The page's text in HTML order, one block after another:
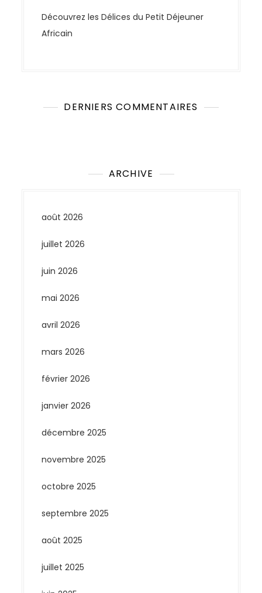
Découvrez les Délices du Petit Déjeuner
Africain
DERNIERS COMMENTAIRES
ARCHIVE
août 2026
juillet 2026
juin 2026
mai 2026
avril 2026
mars 2026
février 2026
janvier 2026
décembre 2025
novembre 2025
octobre 2025
septembre 2025
août 2025
juillet 2025